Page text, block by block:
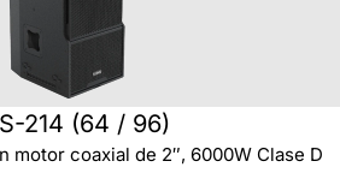
214 (64 / 96)
motor coaxial de 2″, 6000W Clase D